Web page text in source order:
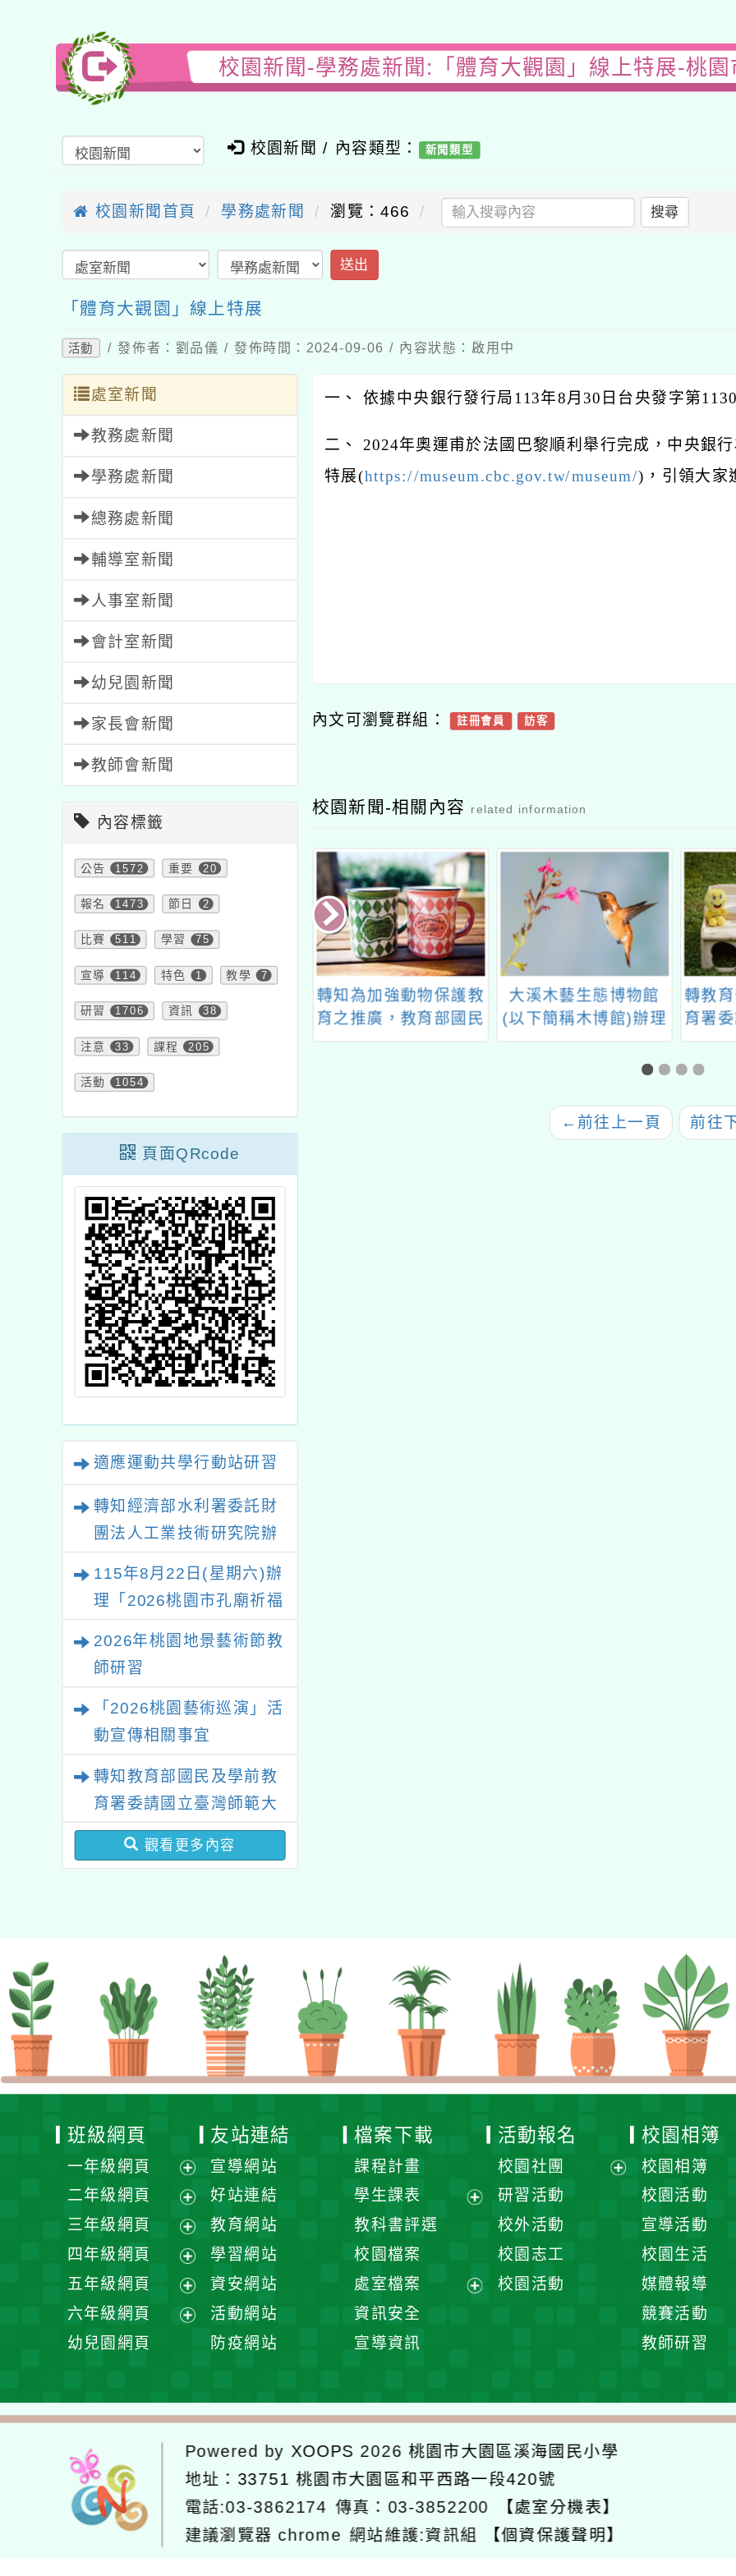
校園新聞-學務處新聞:「體育大觀園」線上特展-桃園
校園新聞 / 內容類型： 新聞類型
校園新聞首頁 學務處新聞 瀏覽：466 搜尋
送出
「體育大觀園」線上特展
活動 / 發佈者：劉品儀 / 發佈時間：2024-09-06 / 內容狀態：啟用中
處室新聞
教務處新聞
學務處新聞
總務處新聞
輔導室新聞
人事室新聞
會計室新聞
幼兒園新聞
家長會新聞
教師會新聞
內容標籤
公告 1572 重要 20
報名 1473 節日 2
比賽 511 學習 75
宣導 114 特色 1 教學 7
研習 1706 資訊 38
注意 33 課程 205
活動 1054
頁面QRcode
適應運動共學行動站研習
轉知經濟部水利署委託財
團法人工業技術研究院辦
績優單位及節水達人選拔
活動」
115年8月22日(星期六)辦
理「2026桃園市孔廟祈福
系列活動—儒門初開 智慧
啟航」
2026年桃園地景藝術節教
師研習
「2026桃園藝術巡演」活
動宣傳相關事宜
轉知教育部國民及學前教
育署委請國立臺灣師範大
學辦理「114至115年度
健康促進學校輔導計畫師
觀看更多內容
一、 依據中央銀行發行局113年8月30日台央發字第
二、 2024年奧運甫於法國巴黎順利舉行完成，中央銀
特展(https://museum.cbc.gov.tw/museum/)，引領大家
內文可瀏覽群組： 註冊會員 訪客
校園新聞-相關內容 related information
工作坊」課程
簡章乙份
育之推廣，教育部國民
及學前教育署委託國立
物保護教育-同伴動
大溪木藝生態博物館
(以下簡稱木博館)辦理
113年度木藝教賞析與
轉教育部國民及學前教
育署委託國立高雄師範
大學辦理「校園性教育
（含性傳染病防治）計
教育』專題演講活動」
「第
國兒
賽
← 前往上一頁 前往
班級網頁
一年級網頁
展
開
選
單
二年級網頁
展
選
單
三年級網頁
展
選
單
四年級網頁
展
選
五年級網頁
展
開
六年級網頁
單
幼兒園網頁
友站連結
宣導網站
好站連結
教育網站
學習網站
資安網站
活動網站
防疫網站
檔案下載
課程計畫
學生課表
單
教科書評選
校園檔案
處室檔案
資訊安全
宣導資訊
活動報名
校園社團
研習活動
校外活動
校園志工
校園活動
校園相簿
校園相簿
校園活動
宣導活動
校園生活
媒體報導
競賽活動
教師研習
Powered by XOOPS 2026桃園市大園區溪海國民小學
地址： 33751 桃園市大園區和平西路一段420號
電話:03-3862174 傳真：03-3852200
【處室分機表】
建議瀏覽器 chrome 網站維護:資訊組 【個資保護聲明】